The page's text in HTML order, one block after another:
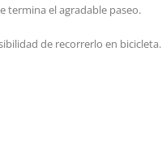
termina el agradable paseo.
de recorrerlo en bicicleta.